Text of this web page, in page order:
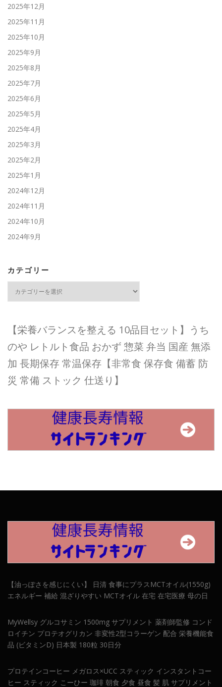
2025年12月
2025年11月
2025年10月
2025年9月
2025年8月
2025年7月
2025年6月
2025年5月
2025年4月
2025年3月
2025年2月
2025年1月
2024年12月
2024年11月
2024年10月
2024年9月
カテゴリー
【栄養バランスを整える 10品目セット】うち
のや レトルト食品 おかず 惣菜 弁当 国産 無添
加 長期保存 常温保存【非常食 保存食 備蓄 防
災 常備 ストック 仕送り】
【油っぽさを感じにくい】 日清 食事にプラスMCTオイル(1550g)
エネルギー 補給 混ざりやすい MCTオイル 在宅 在宅医療 母の日
MyWellsy グルコサミン 1500mg サプリメント 薬剤師監修 コンド
ロイチン プロテオグリカン 非変性2型コラーゲン 配合 栄養機能食
品 (ビタミンD) 日本製 180粒 30日分
プロテインコーヒー メガロス×UCC スティック インスタントコー
ヒー スティック こーひー 珈琲 朝食 夕食 昼食 髪 肌 サプリメント